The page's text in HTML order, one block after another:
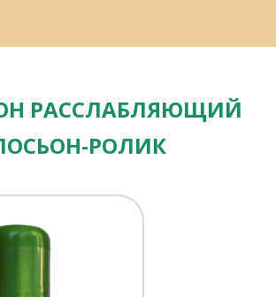
РАССЛАБЛЯЮЩИЙ
РОЛИК